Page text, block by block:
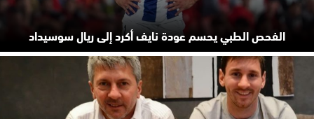
الفحص الطبي يحسم عودة نايف أكرد إلى ريال سوسيداد